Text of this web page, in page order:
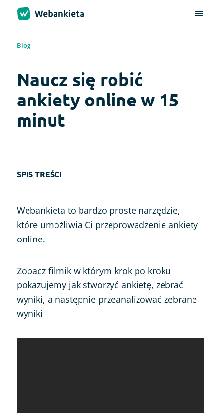
Blog
Naucz się robić
ankiety online w 15
minut
SPIS TREŚCI
Webankieta to bardzo proste narzędzie,
które umożliwia Ci przeprowadzenie ankiety
online.
Zobacz filmik w którym krok po kroku
pokazujemy jak stworzyć ankietę, zebrać
wyniki, a następnie przeanalizować zebrane
wyniki